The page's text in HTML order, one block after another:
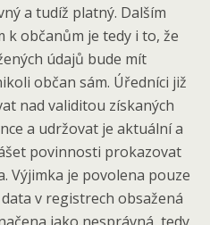
a tudíž platný. Dalším
občanům je tedy i to, že
údajů bude mít
občan sám. Úředníci již
nad validitou získaných
a udržovat je aktuální a
povinnosti prokazovat
Výjimka je povolena pouze
v registrech obsažená